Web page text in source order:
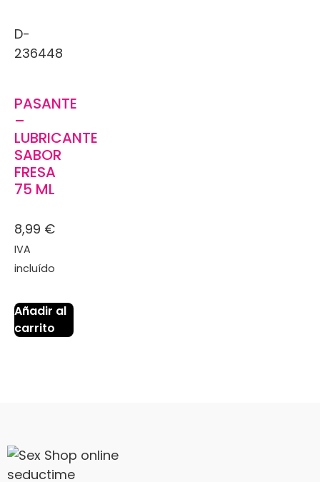
D-
236448
PASANTE
–
LUBRICANTE
SABOR
FRESA
75 ML
8,99 €
IVA
incluído
Añadir al
carrito